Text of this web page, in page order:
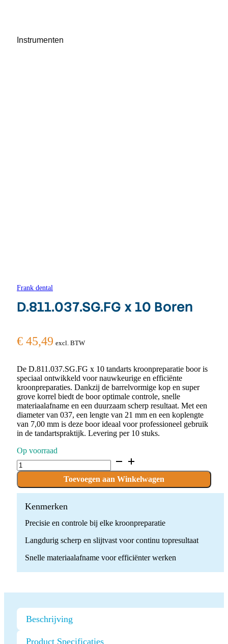
Instrumenten
Frank dental
D.811.037.SG.FG x 10 Boren
€ 45,49 excl. BTW
De D.811.037.SG.FG x 10 tandarts kroonpreparatie boor is
speciaal ontwikkeld voor nauwkeurige en efficiënte
kroonpreparaties. Dankzij de barrelvormige kop en super
grove korrel biedt de boor optimale controle, snelle
materiaalafname en een duurzaam scherp resultaat. Met een
diameter van 037, een lengte van 21 mm en een koplengte
van 7,00 mm is deze boor ideaal voor professioneel gebruik
in de tandartspraktijk. Levering per 10 stuks.
Op voorraad
D.811.037.SG.FG
x
Boren
quantity
Toevoegen aan Winkelwagen
Kenmerken
Precisie en controle bij elke kroonpreparatie
Langdurig scherp en slijtvast voor continu topresultaat
Snelle materiaalafname voor efficiënter werken
Beschrijving
Product Specificaties